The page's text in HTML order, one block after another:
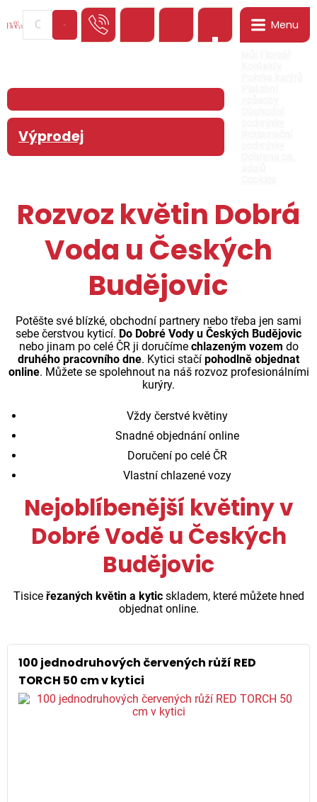
Menu
Výprodej
Rozvoz květin Dobrá
Voda u Českých
Budějovic
Potěšte své blízké, obchodní partnery nebo třeba jen sami
sebe čerstvou kyticí. Do Dobré Vody u Českých Budějovic
nebo jinam po celé ČR ji doručíme chlazeným vozem do
druhého pracovního dne. Kytici stačí pohodlně objednat
online. Můžete se spolehnout na náš rozvoz profesionálními
kurýry.
Vždy čerstvé květiny
Snadné objednání online
Doručení po celé ČR
Vlastní chlazené vozy
Nejoblíbenější květiny v
Dobré Vodě u Českých
Budějovic
Tisice řezaných květin a kyticskladem, které můžete hned
objednat online.
100 jednodruhových červených růží RED
TORCH 50 cm v kytici